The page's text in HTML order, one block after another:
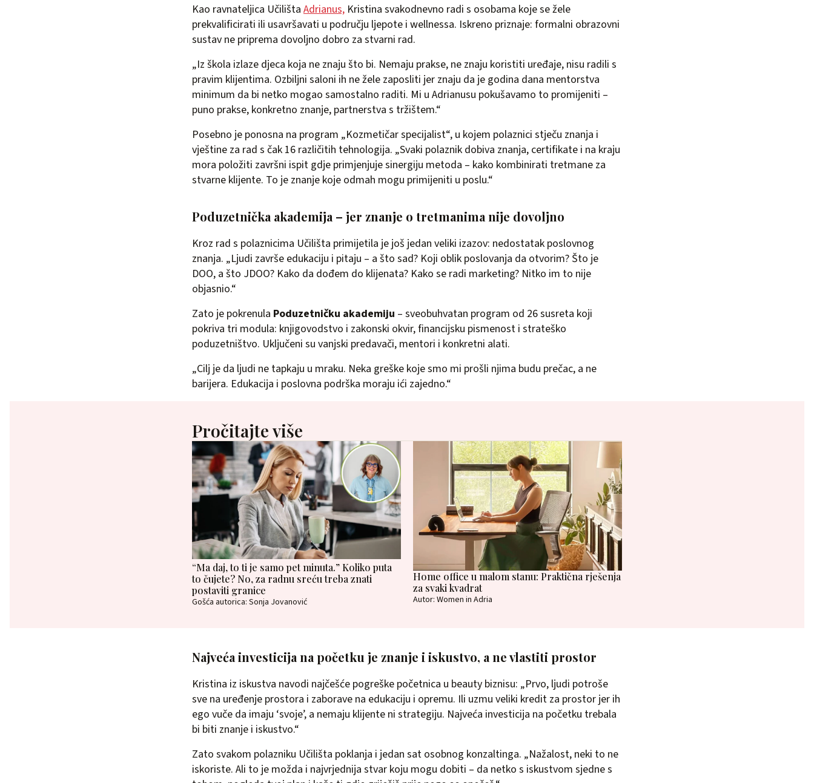
Kao ravnateljica Učilišta Adrianus, Kristina svakodnevno radi s osobama koje se žele
prekvalificirati ili usavršavati u području ljepote i wellnessa. Iskreno priznaje: formalni obrazovni
sustav ne priprema dovoljno dobro za stvarni rad.
„Iz škola izlaze djeca koja ne znaju što bi. Nemaju prakse, ne znaju koristiti uređaje, nisu radili s
pravim klijentima. Ozbiljni saloni ih ne žele zaposliti jer znaju da je godina dana mentorstva
minimum da bi netko mogao samostalno raditi. Mi u Adrianusu pokušavamo to promijeniti –
puno prakse, konkretno znanje, partnerstva s tržištem.“
Posebno je ponosna na program „Kozmetičar specijalist“, u kojem polaznici stječu znanja i
vještine za rad s čak 16 različitih tehnologija. „Svaki polaznik dobiva znanja, certifikate i na kraju
mora položiti završni ispit gdje primjenjuje sinergiju metoda – kako kombinirati tretmane za
stvarne klijente. To je znanje koje odmah mogu primijeniti u poslu.“
Poduzetnička akademija – jer znanje o tretmanima nije dovoljno
Kroz rad s polaznicima Učilišta primijetila je još jedan veliki izazov: nedostatak poslovnog
znanja. „Ljudi završe edukaciju i pitaju – a što sad? Koji oblik poslovanja da otvorim? Što je
DOO, a što JDOO? Kako da dođem do klijenata? Kako se radi marketing? Nitko im to nije
objasnio.“
Zato je pokrenula Poduzetničku akademiju – sveobuhvatan program od 26 susreta koji
pokriva tri modula: knjigovodstvo i zakonski okvir, financijsku pismenost i strateško
poduzetništvo. Uključeni su vanjski predavači, mentori i konkretni alati.
„Cilj je da ljudi ne tapkaju u mraku. Neka greške koje smo mi prošli njima budu prečac, a ne
barijera. Edukacija i poslovna podrška moraju ići zajedno.“
Pročitajte više
“Ma daj, to ti je samo pet minuta.” Koliko puta
to čujete? No, za radnu sreću treba znati
postaviti granice
Gošća autorica: Sonja Jovanović
Home office u malom stanu: Praktična rješenja
za svaki kvadrat
Autor: Women in Adria
Najveća investicija na početku je znanje i iskustvo, a ne vlastiti prostor
Kristina iz iskustva navodi najčešće pogreške početnica u beauty biznisu: „Prvo, ljudi potroše
sve na uređenje prostora i zaborave na edukaciju i opremu. Ili uzmu veliki kredit za prostor jer ih
ego vuče da imaju ‘svoje’, a nemaju klijente ni strategiju. Najveća investicija na početku trebala
bi biti znanje i iskustvo.“
Zato svakom polazniku Učilišta poklanja i jedan sat osobnog konzaltinga. „Nažalost, neki to ne
iskoriste. Ali to je možda i najvrjednija stvar koju mogu dobiti – da netko s iskustvom sjedne s